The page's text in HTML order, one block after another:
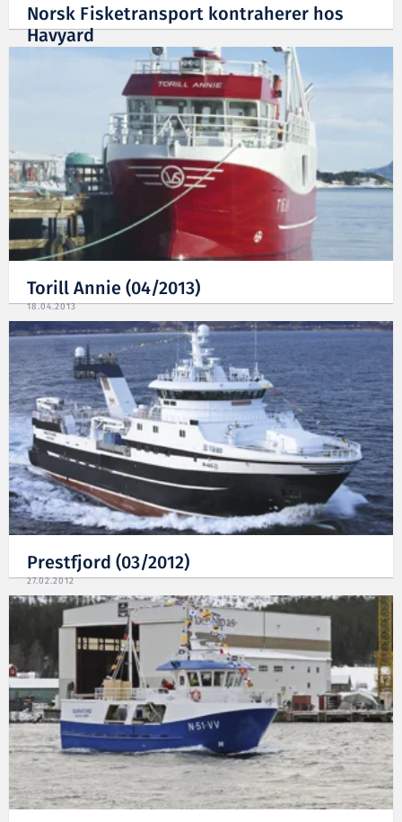
Norsk Fisketransport kontraherer hos
Havyard
Torill Annie (04/2013)
18.04.2013
Prestfjord (03/2012)
27.02.2012